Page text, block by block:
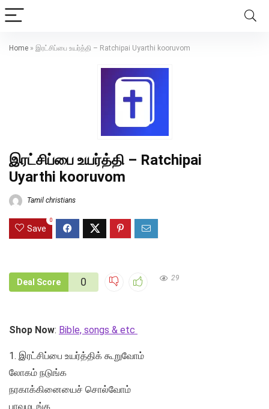
Home » இரட்சிப்பை உயர்த்தி – Ratchipai Uyarthi kooruvom
இரட்சிப்பை உயர்த்தி – Ratchipai
Uyarthi kooruvom
Tamil christians
Save
0
Deal Score 0 29
Shop Now: Bible, songs & etc
1. இரட்சிப்பை உயர்த்திக் கூறுவோம்
லோகம் நடுங்க
நரகாக்கினையைச் சொல்வோம்
பாவமடங்க